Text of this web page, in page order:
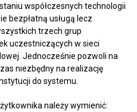
współczesnych technologii
bezpłatną usługą lecz
trzech grup
uczestniczących w sieci
Jednocześnie pozwoli na
niezbędny na realizację
do systemu.
należy wymienić: